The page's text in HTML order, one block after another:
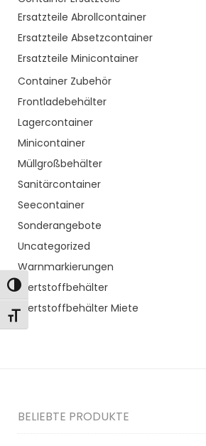
Toggle High Contrast
Toggle Font size
Ersatzteile Abrollcontainer
Ersatzteile Absetzcontainer
Ersatzteile Minicontainer
Container Zubehör
Frontladebehälter
Lagercontainer
Minicontainer
Müllgroßbehälter
Sanitärcontainer
Seecontainer
Sonderangebote
Uncategorized
Warnmarkierungen
Wertstoffbehälter
Wertstoffbehälter Miete
BELIEBTE PRODUKTE